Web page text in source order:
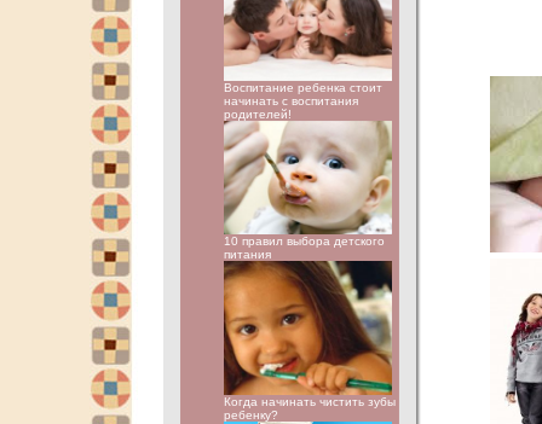
Воспитание ребенка стоит
начинать с воспитания
родителей!
10 правил выбора детского
питания
Когда начинать чистить зубы
ребенку?